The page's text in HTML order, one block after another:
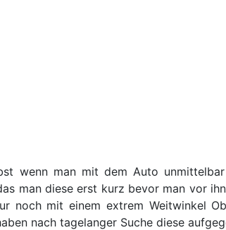
wenn man mit dem Auto
man diese erst kurz bevor man vor
noch mit einem extrem Weitwinkel
nach tagelanger Suche diese